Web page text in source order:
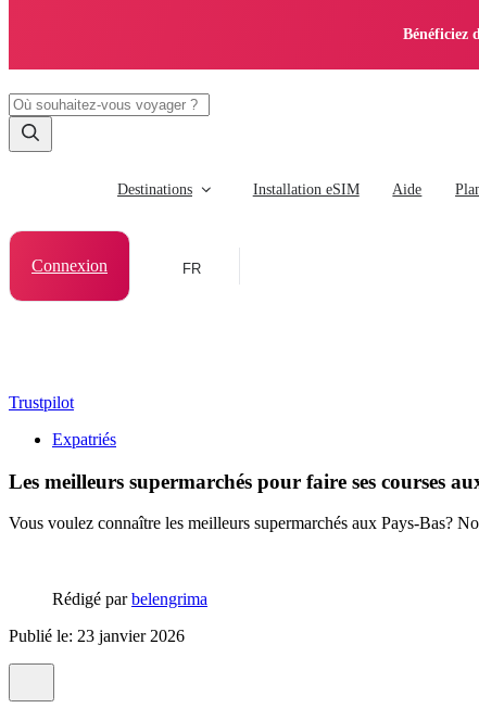
Bénéficiez
Destinations Installation eSIM Aide
Connexion FR
Trustpilot
Expatriés
Les meilleurs supermarchés pour faire ses courses
Vous voulez connaître les meilleurs supermarchés aux Pays-Bas?
Rédigé parbelengrima
Publié le: 23 janvier 2026